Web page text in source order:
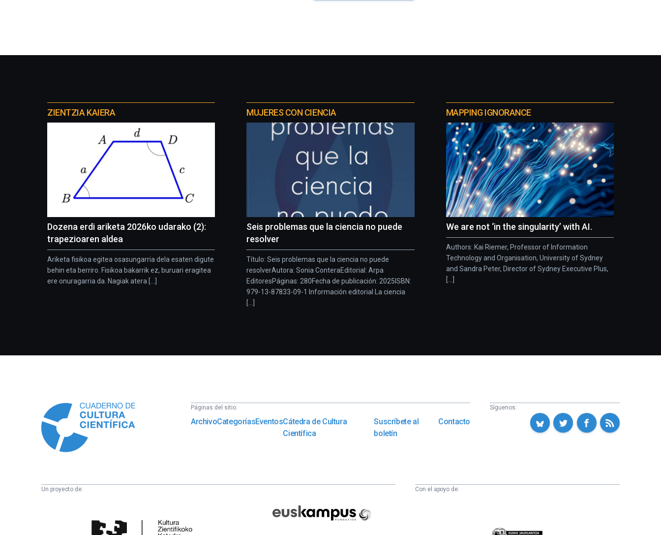
proyectos
ZIENTZIA KAIERA
Dozena erdi ariketa 2026ko udarako (2):
trapezioaren aldea
Ariketa fisikoa egitea osasungarria dela esaten digute
behin eta berriro. Fisikoa bakarrik ez, buruari eragitea
ere onuragarria da. Nagiak atera [...]
MUJERES CON CIENCIA
Seis problemas que la ciencia no puede
resolver
Título: Seis problemas que la ciencia no puede
resolverAutora: Sonia ConteraEditorial: Arpa
EditoresPáginas: 280Fecha de publicación: 2025ISBN:
979-13-87833-09-1 Información editorial La ciencia
[...]
MAPPING IGNORANCE
We are not ‘in the singularity’ with AI.
Authors: Kai Riemer, Professor of Information
Technology and Organisation, University of Sydney
and Sandra Peter, Director of Sydney Executive Plus,
[...]
Páginas del sitio:
ArchivoCategoríasEventosCátedra de Cultura
Científica
Suscríbete al
boletín
Contacto
Síguenos:
Un proyecto de:
Fundazioa
Con el apoyo de:
Eusko